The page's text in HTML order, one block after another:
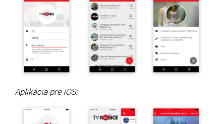
Aplikácia pre iOS: